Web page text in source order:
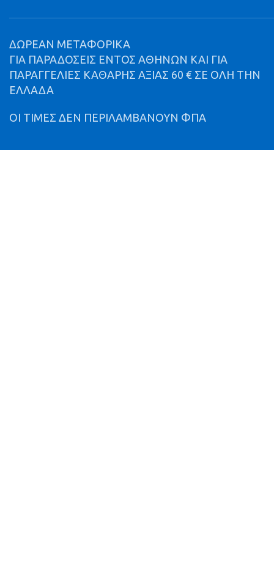
ΔΩΡΕΑΝ ΜΕΤΑΦΟΡΙΚΑ
ΓΙΑ ΠΑΡΑΔΟΣΕΙΣ ΕΝΤΟΣ ΑΘΗΝΩΝ ΚΑΙ ΓΙΑ
ΠΑΡΑΓΓΕΛΙΕΣ ΚΑΘΑΡΗΣ ΑΞΙΑΣ 60 € ΣΕ ΟΛΗ ΤΗΝ
ΕΛΛΑΔΑ
ΟΙ ΤΙΜΕΣ ΔΕΝ ΠΕΡΙΛΑΜΒΑΝΟΥΝ ΦΠΑ